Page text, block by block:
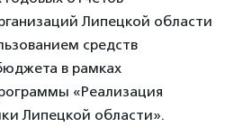
Липецкой области
средств
в рамках
«Реализация
Липецкой области».